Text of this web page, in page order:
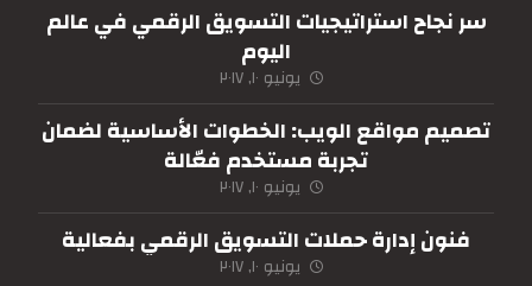
سر نجاح استراتيجيات التسويق الرقمي في عالم
اليوم
يونيو ١٠, ٢٠١٧
تصميم مواقع الويب: الخطوات الأساسية لضمان
تجربة مستخدم فعّالة
يونيو ١٠, ٢٠١٧
فنون إدارة حملات التسويق الرقمي بفعالية
يونيو ١٠, ٢٠١٧